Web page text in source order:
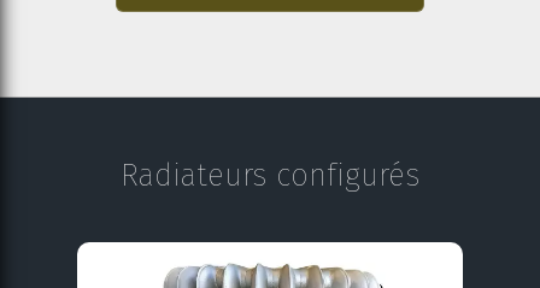
Radiateurs configurés